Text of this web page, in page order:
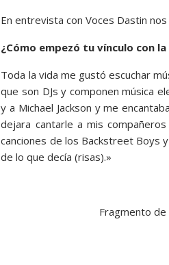
En entrevista con Voces Dastin
¿Cómo empezó tu vínculo con la
Toda la vida me gustó escuchar
que son DJs y componen música
y a Michael Jackson y me
dejara cantarle a mis
canciones de los Backstreet Boys
de lo que decía (risas).»
Fragmento